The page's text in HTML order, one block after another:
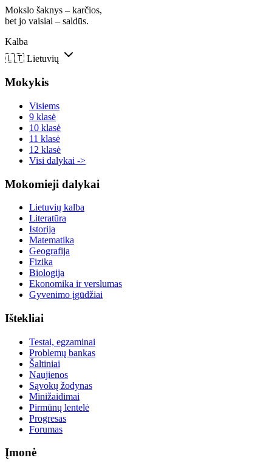
Mokslo šaknys – karčios,
bet jo vaisiai – saldūs.
Kalba
🇱🇹 Lietuvių
Mokykis
Visiems
9 klasė
10 klasė
11 klasė
12 klasė
Visi dalykai ->
Mokomieji dalykai
Lietuvių kalba
Literatūra
Istorija
Matematika
Geografija
Fizika
Biologija
Ekonomika ir verslumas
Gyvenimo įgūdžiai
Ištekliai
Testai, egzaminai
Problemų bankas
Šaltiniai
Naujienos
Sąvokų žodynas
Minižaidimai
Pirmūnų lentelė
Progresas
Forumas
Įmonė